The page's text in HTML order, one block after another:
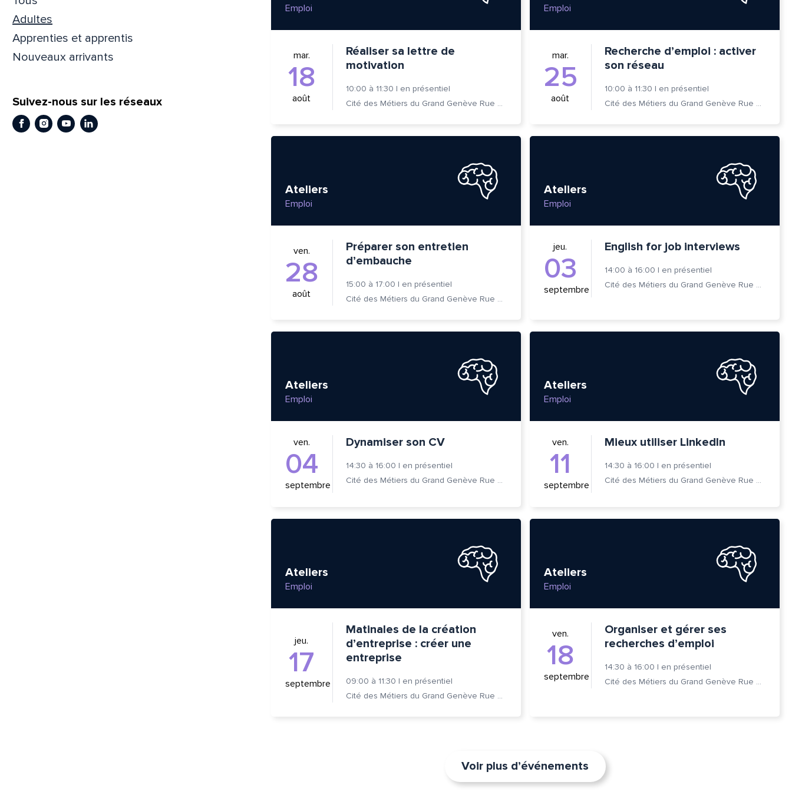
Adultes
Apprenties et apprentis
Nouveaux arrivants
Suivez-nous sur les réseaux
Facebook
Instagram
YoutubeLinkedIn
Emploi
mar.
18
août
Réaliser sa lettre de
motivation
10:00 à 11:30 | en présentiel
Cité des Métiers du Grand Genève Rue Prévost-Martin 6 1205 Genève
Emploi
mar.
25
août
Recherche d’emploi : activer
son réseau
10:00 à 11:30 | en présentiel
Cité des Métiers du Grand Genève Rue Prévost-Martin 6 1205 Genève
Ateliers
Emploi
ven.
28
août
Préparer son entretien
d’embauche
15:00 à 17:00 | en présentiel
Cité des Métiers du Grand Genève Rue Prévost-Martin 6 1205 Genève
Ateliers
Emploi
jeu.
03
septembre
English for job interviews
14:00 à 16:00 | en présentiel
Cité des Métiers du Grand Genève Rue Prévost-Martin 6 1205 Genève
Ateliers
Emploi
ven.
04
septembre
Dynamiser son CV
14:30 à 16:00 | en présentiel
Cité des Métiers du Grand Genève Rue Prévost-Martin 6 1205 Genève
Ateliers
Emploi
ven.
11
septembre
Mieux utiliser LinkedIn
14:30 à 16:00 | en présentiel
Cité des Métiers du Grand Genève Rue Prévost-Martin 6 1205 Genève
Ateliers
Emploi
jeu.
17
septembre
Matinales de la création
d’entreprise : créer une
entreprise
09:00 à 11:30 | en présentiel
Cité des Métiers du Grand Genève Rue Prévost-Martin 6 1205 Genève
Ateliers
Emploi
ven.
18
septembre
Organiser et gérer ses
recherches d’emploi
14:30 à 16:00 | en présentiel
Cité des Métiers du Grand Genève Rue Prévost-Martin 6 1205 Genève
Voir plus d’événements
Prénom et nom*
Adresse e-mail*
Message*
Commentaire*